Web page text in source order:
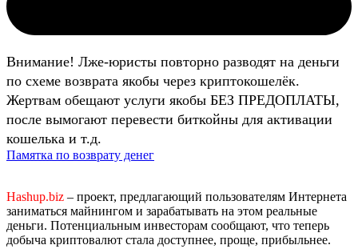
Внимание! Лже-юристы повторно разводят на деньги
по схеме возврата якобы через криптокошелёк.
Жертвам обещают услуги якобы БЕЗ ПРЕДОПЛАТЫ,
после вымогают перевести биткойны для активации
кошелька и т.д.
Памятка по возврату денег
Hashup.biz – проект, предлагающий пользователям Интернета
заниматься майнингом и зарабатывать на этом реальные
деньги. Потенциальным инвесторам сообщают, что теперь
добыча криптовалют стала доступнее, проще, прибыльнее.